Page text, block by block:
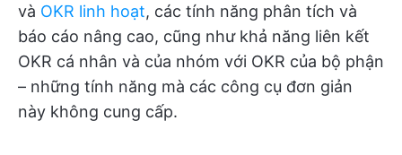
và OKR linh hoạt, các tính năng phân tích và
báo cáo nâng cao, cũng như khả năng liên kết
OKR cá nhân và của nhóm với OKR của bộ phận
– những tính năng mà các công cụ đơn giản
này không cung cấp.